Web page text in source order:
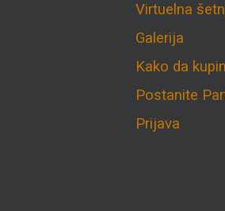
Virtuelna
Galerija
Kako da
Postanite
Prijava